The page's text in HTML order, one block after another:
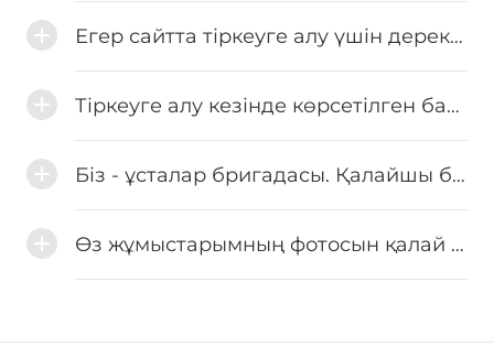
Егер сайтта тіркеуге алу үшін деректер жіберіліп, бірақ оны растайтын сілтемесі бар хабар келмеген жайдайда не істеу керек?
Тіркеуге алу кезінде көрсетілген байланыс нөмірі мен жеке мәліметті өзгерте аламын ба?
Біз - ұсталар бригадасы. Қалайшы бірнеше ұсталардың парақшаларын бір бейінде жасауға болады?
Өз жұмыстарымның фотосын қалай орналастыруға болады?